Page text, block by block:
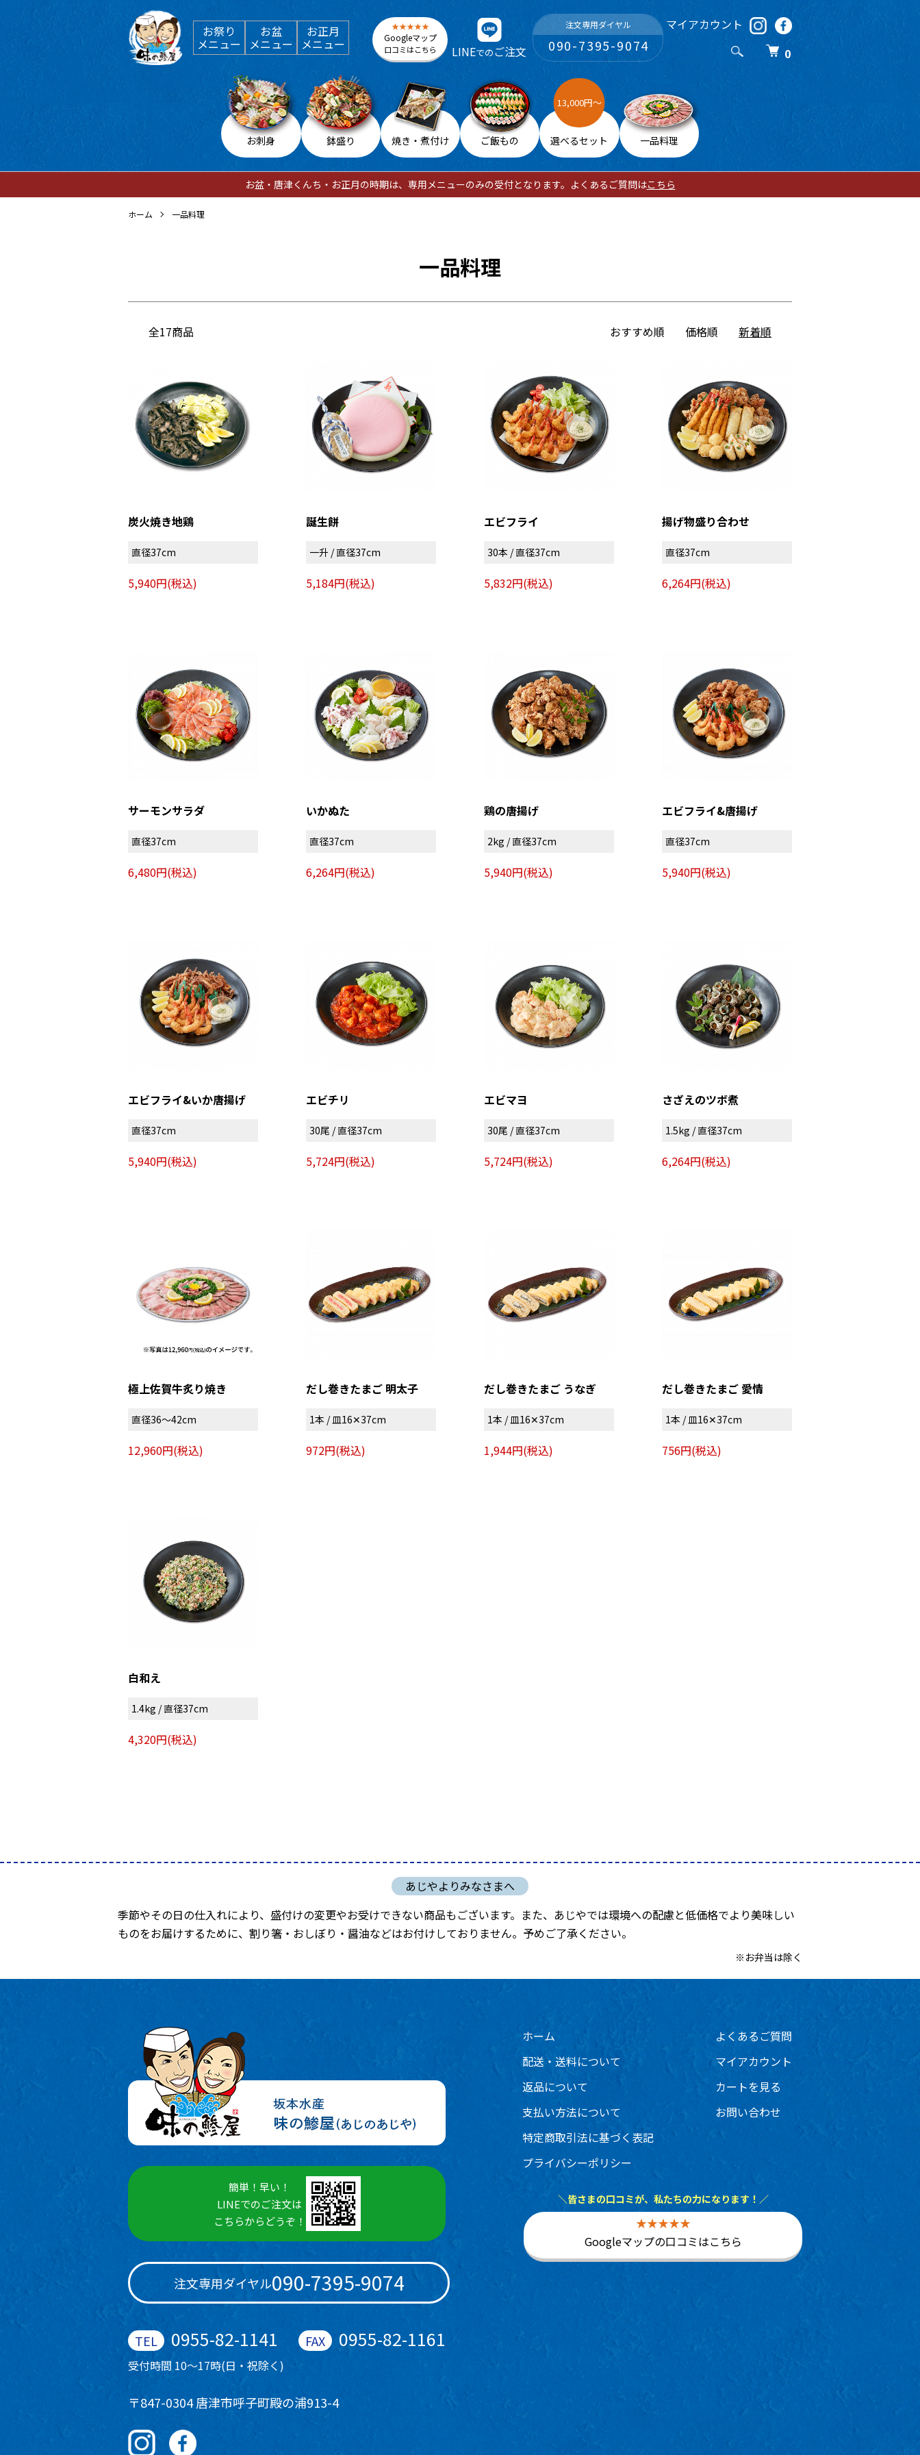
0
お祭り
メニュー
お盆
メニュー
お正月
メニュー LINEでのご注文
Googleマップ
口コミはこちら
注文専用ダイヤル
090-7395-9074
マイアカウント
お刺身 鉢盛り 焼き・煮付け ご飯もの 選べるセット 一品料理
お盆・唐津くんち・お正月の時期は、専用メニューのみの受付となります。よくあるご質問はこちら
ホーム 一品料理
一品料理
全17商品 おすすめ順 価格順 新着順
炭火焼き地鶏
直径37cm
5,940円(税込)
誕生餅
一升 / 直径37cm
5,184円(税込)
エビフライ
30本 / 直径37cm
5,832円(税込)
揚げ物盛り合わせ
直径37cm
6,264円(税込)
サーモンサラダ
直径37cm
6,480円(税込)
いかぬた
直径37cm
6,264円(税込)
鶏の唐揚げ
2kg / 直径37cm
5,940円(税込)
エビフライ&唐揚げ
直径37cm
5,940円(税込)
エビフライ&いか唐揚げ
直径37cm
5,940円(税込)
エビチリ
30尾 / 直径37cm
5,724円(税込)
エビマヨ
30尾 / 直径37cm
5,724円(税込)
さざえのツボ煮
1.5kg / 直径37cm
6,264円(税込)
極上佐賀牛炙り焼き
直径36～42cm
12,960円(税込)
だし巻きたまご 明太子
1本 / 皿16✕37cm
972円(税込)
だし巻きたまご うなぎ
1本 / 皿16✕37cm
1,944円(税込)
だし巻きたまご 愛情
1本 / 皿16✕37cm
756円(税込)
白和え
1.4kg / 直径37cm
4,320円(税込)
季節やその日の仕入れにより、盛付けの変更やお受けできない商品もございます。また、あじやでは環境への配慮と低価格でより美味しい
ものをお届けするために、割り箸・おしぼり・醤油などはお付けしておりません。予めご了承ください。
※お弁当は除く
簡単！早い！
LINEでのご注文は
こちらからどうぞ！
注文専用ダイヤル090-7395-9074
0955-82-1141
受付時間 10～17時(日・祝除く)
0955-82-1161
〒847-0304 唐津市呼子町殿の浦913-4
ホーム
配送・送料について
返品について
支払い方法について
特定商取引法に基づく表記
プライバシーポリシー
よくあるご質問
マイアカウント
カートを見る
お問い合わせ
＼皆さまの口コミが、私たちの力になります！／
Googleマップの口コミはこちら